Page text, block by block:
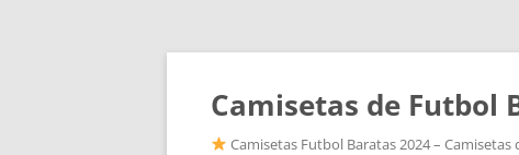
Camisetas de Futbol
Camisetas Futbol Baratas 2024 –